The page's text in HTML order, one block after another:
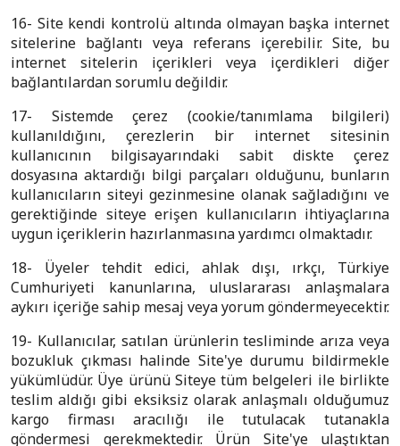
16- Site kendi kontrolü altında olmayan başka internet
sitelerine bağlantı veya referans içerebilir. Site, bu
internet sitelerin içerikleri veya içerdikleri diğer
bağlantılardan sorumlu değildir.
17- Sistemde çerez (cookie/tanımlama bilgileri)
kullanıldığını, çerezlerin bir internet sitesinin
kullanıcının bilgisayarındaki sabit diskte çerez
dosyasına aktardığı bilgi parçaları olduğunu, bunların
kullanıcıların siteyi gezinmesine olanak sağladığını ve
gerektiğinde siteye erişen kullanıcıların ihtiyaçlarına
uygun içeriklerin hazırlanmasına yardımcı olmaktadır.
18- Üyeler tehdit edici, ahlak dışı, ırkçı, Türkiye
Cumhuriyeti kanunlarına, uluslararası anlaşmalara
aykırı içeriğe sahip mesaj veya yorum göndermeyecektir.
19- Kullanıcılar, satılan ürünlerin tesliminde arıza veya
bozukluk çıkması halinde Site'ye durumu bildirmekle
yükümlüdür. Üye ürünü Siteye tüm belgeleri ile birlikte
teslim aldığı gibi eksiksiz olarak anlaşmalı olduğumuz
kargo firması aracılığı ile tutulacak tutanakla
göndermesi gerekmektedir. Ürün Site'ye ulaştıktan